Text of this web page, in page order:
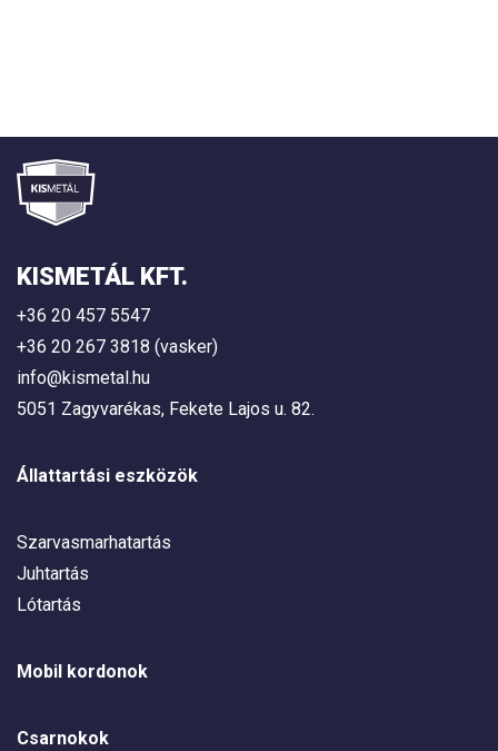
KISMETÁL KFT.
+36 20 457 5547
+36 20 267 3818 (vasker)
info@kismetal.hu
5051 Zagyvarékas, Fekete Lajos u. 82.
Állattartási eszközök
Szarvasmarhatartás
Juhtartás
Lótartás
Mobil kordonok
Csarnokok